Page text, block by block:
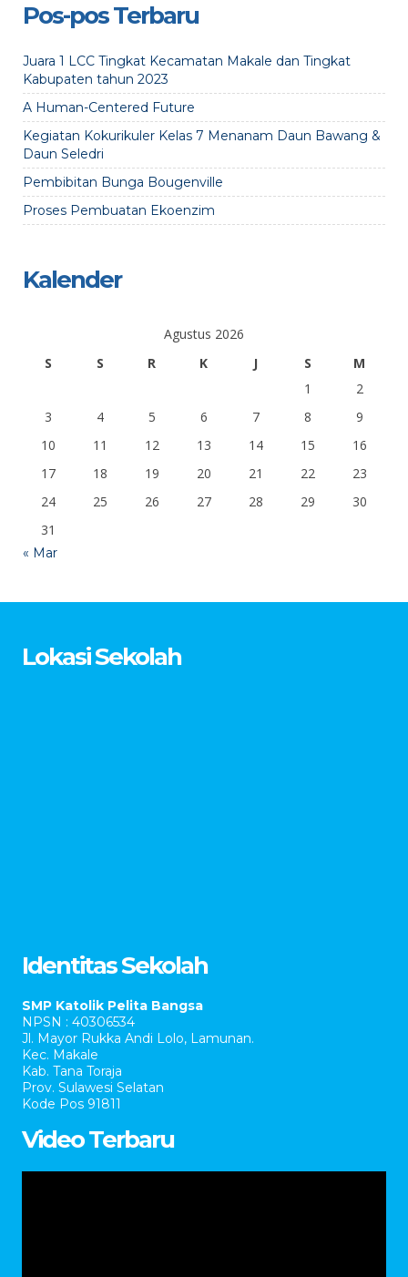
Pos-pos Terbaru
Juara 1 LCC Tingkat Kecamatan Makale dan Tingkat
Kabupaten tahun 2023
A Human-Centered Future
Kegiatan Kokurikuler Kelas 7 Menanam Daun Bawang &
Daun Seledri
Pembibitan Bunga Bougenville
Proses Pembuatan Ekoenzim
Kalender
Agustus 2026
S
S R K J S
M
1
2
3
4 5 6 7 8
9
10
11 12 13 14 15
16
17
18 19 20 21 22
23
24
25 26 27 28 29
30
31
« Mar
Lokasi Sekolah
Identitas Sekolah
SMP Katolik Pelita Bangsa
NPSN : 40306534
Jl. Mayor Rukka Andi Lolo, Lamunan.
Kec. Makale
Kab. Tana Toraja
Prov. Sulawesi Selatan
Kode Pos 91811
Video Terbaru